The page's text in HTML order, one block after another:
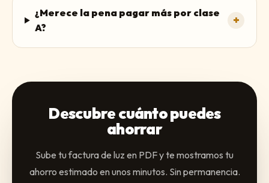
¿Merece la pena pagar más por clase
A?
+
Descubre cuánto puedes
ahorrar
Sube tu factura de luz en PDF y te mostramos tu
ahorro estimado en unos minutos. Sin permanencia.